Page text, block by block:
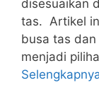
disesuaikan
tas. Artikel
busa tas dan
menjadi